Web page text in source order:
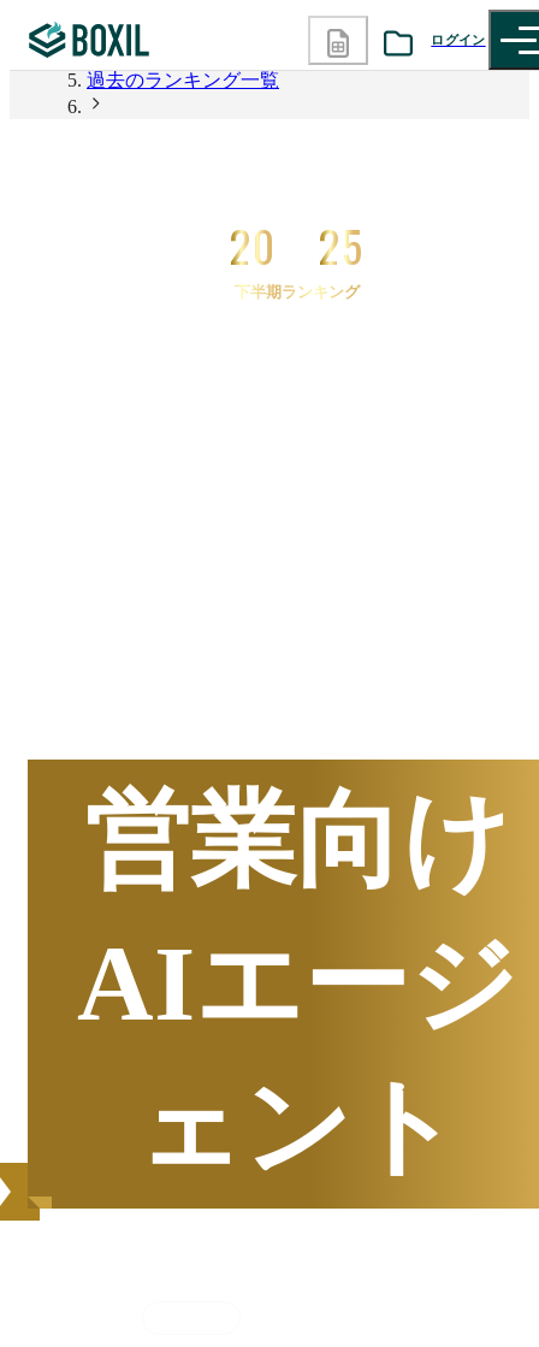
ログイン
BOXILの使い方ガイド 情報掲載をご希望の方へ
2026年上半期 資料請求数ランキング
過去のランキング一覧
20 25
下半期ランキング
営業向け
AIエージ
ェント